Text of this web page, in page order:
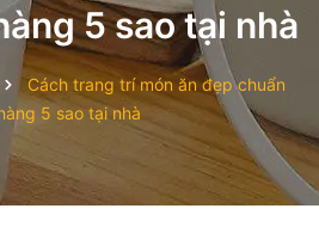
5 sao tại nhà
Cách trang trí món ăn đẹp chuẩn
5 sao tại nhà